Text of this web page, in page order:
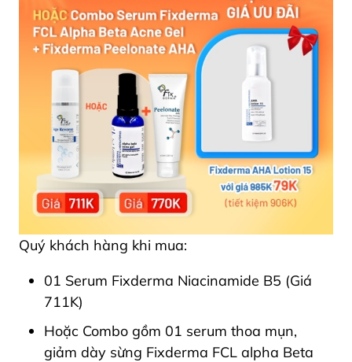
Quý khách hàng khi mua:
01 Serum Fixderma Niacinamide B5 (Giá
711K)
Hoặc Combo gồm 01 serum thoa mụn,
giảm dày sừng Fixderma FCL alpha Beta